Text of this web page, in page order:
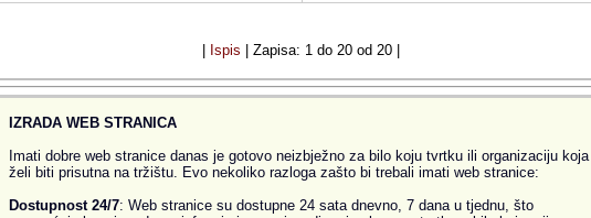
Ispis | Zapisa: 1 do 20 od 20 |
IZRADA WEB STRANICA
Imati dobre web stranice danas je gotovo neizbježno za bilo koju tvrtku ili organizaciju koja
želi biti prisutna na tržištu. Evo nekoliko razloga zašto bi trebali imati web stranice:
Dostupnost 24/7: Web stranice su dostupne 24 sata dnevno, 7 dana u tjednu, što